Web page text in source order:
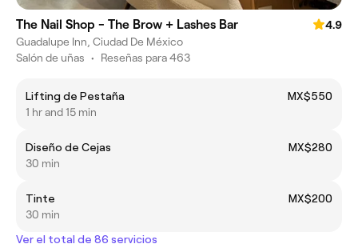
The Nail Shop - The Brow + Lashes Bar
4.9
Guadalupe Inn, Ciudad De México
Salón de uñas • Reseñas para 463
Lifting de Pestaña
MX$550
1 hr and 15 min
Diseño de Cejas
MX$280
30 min
Tinte
MX$200
30 min
Ver el total de 86 servicios